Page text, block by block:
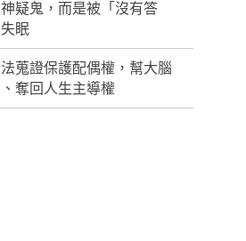
疑鬼，而是被「沒有答
眠
蒐證保護配偶權，幫大腦
奪回人生主導權